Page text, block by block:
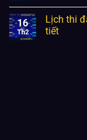
16
Th2
Lịch thi
tiết